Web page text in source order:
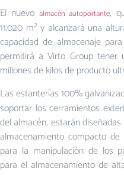
El nuevo almacén autoportante,
11.020 m2y alcanzará una
capacidad de almacenaje
permitirá a Virto Group
millones de kilos de producto
Las estanterías 100%
soportar los cerramientos
del almacén, estarán
almacenamiento compacto de
para la manipulación de los
para el almacenamiento de